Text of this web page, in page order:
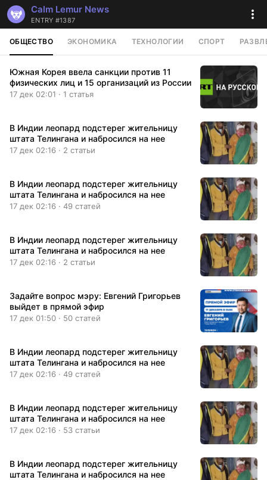
Calm Lemur News
ENTRY #1387
ОБЩЕСТВО ЭКОНОМИКА ТЕХНОЛОГИИ СПОРТ
Южная Корея ввела санкции против 11
физических лиц и 15 организаций из России
17 дек 02:01 · 1 статья
В Индии леопард подстерег жительницу
штата Телингана и набросился на нее
17 дек 02:16 · 2 статьи
В Индии леопард подстерег жительницу
штата Телингана и набросился на нее
17 дек 02:16 · 49 статей
В Индии леопард подстерег жительницу
штата Телингана и набросился на нее
17 дек 02:16 · 2 статьи
Задайте вопрос мэру: Евгений Григорьев
выйдет в прямой эфир
17 дек 01:50 · 50 статей
В Индии леопард подстерег жительницу
штата Телингана и набросился на нее
17 дек 02:16 · 49 статей
В Индии леопард подстерег жительницу
штата Телингана и набросился на нее
17 дек 02:16 · 53 статьи
В Индии леопард подстерег жительницу
штата Телингана и набросился на нее